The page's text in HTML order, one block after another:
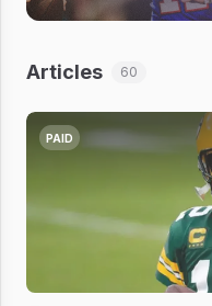
Articles 60
PAID